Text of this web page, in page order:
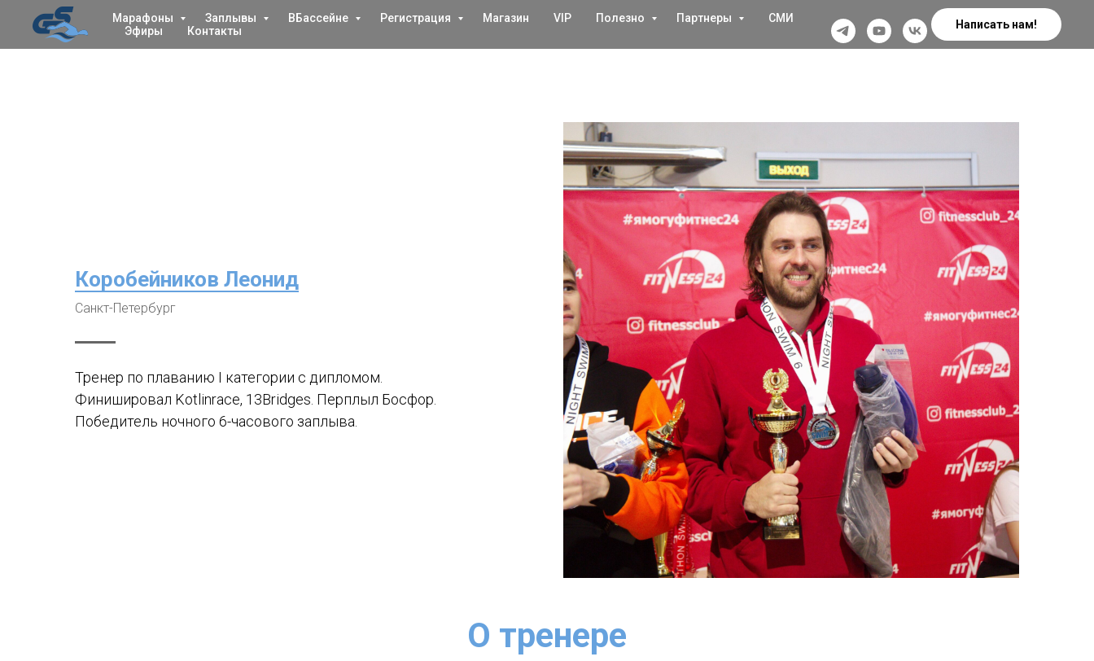
Марафоны Заплывы ВБассейне Регистрация Магазин VIP Полезно Партнеры
СМИ
Эфиры
Контакты
Написать нам!
Коробейников Леонид
Санкт-Петербург
Тренер по плаванию I категории с дипломом.
Финишировал Kotlinrace, 13Bridges. Перплыл Босфор.
Победитель ночного 6-часового заплыва.
О тренере